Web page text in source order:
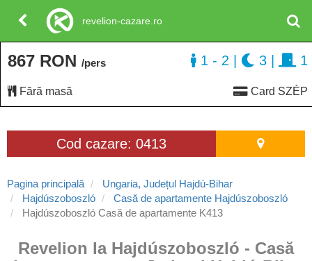
Cod cazare: 0413
Pagina principală
Ungaria, Județul Hajdú-Bihar
Hajdúszoboszló
Casă de apartamente Hajdúszoboszló
Hajdúszoboszló Casă de apartamente K413
Revelion la Hajdúszoboszló - Casă
867 RON /pers
Fără masă Card SZÉP
1 - 2 3 1
revelion-cazare.ro